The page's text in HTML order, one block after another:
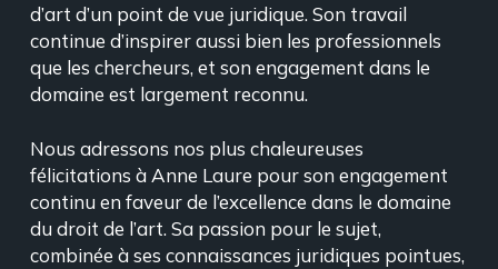
d’art d’un point de vue juridique. Son travail
continue d’inspirer aussi bien les professionnels
que les chercheurs, et son engagement dans le
domaine est largement reconnu.
Nous adressons nos plus chaleureuses
félicitations à Anne Laure pour son engagement
continu en faveur de l’excellence dans le domaine
du droit de l’art. Sa passion pour le sujet,
combinée à ses connaissances juridiques pointues,